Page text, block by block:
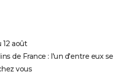
août
de France : l'un d'entre eux se
vous